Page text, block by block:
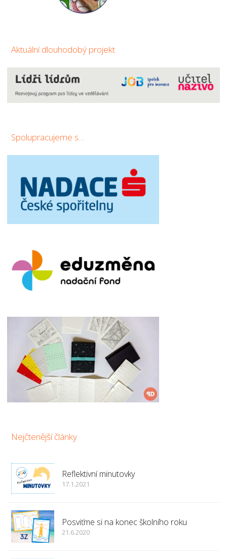
Aktuální dlouhodobý projekt
Spolupracujeme s…
Nejčtenější články
Reflektivní minutovky
17.1.2021
Posviťme si na konec školního roku
21.6.2020